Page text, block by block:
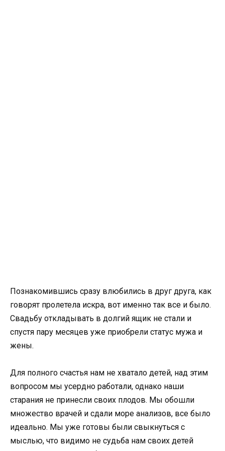
Познакомившись сразу влюбились в друг друга, как
говорят пролетела искра, вот именно так все и было.
Свадьбу откладывать в долгий ящик не стали и
спустя пару месяцев уже приобрели статус мужа и
жены.
Для полного счастья нам не хватало детей, над этим
вопросом мы усердно работали, однако наши
старания не принесли своих плодов. Мы обошли
множество врачей и сдали море анализов, все было
идеально. Мы уже готовы были свыкнуться с
мыслью, что видимо не судьба нам своих детей